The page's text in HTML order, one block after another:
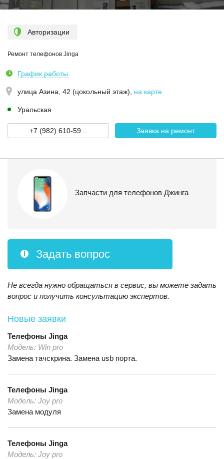
Авторизации
Ремонт телефонов Jinga
График работы
улица Азина, 42 (цокольный этаж) на карте
Уральская
+7 (982) 610-59... Заявка на ремонт
Запчасти для телефонов Джинга
Задать вопрос
Не всегда нужно обращаться в сервис, вы можете задать
вопрос и получить консультацию экспертов.
Новые заявки
Телефоны Jinga
Модель: Win pro
Замена тачскрина. Замена usb порта.
Телефоны Jinga
Модель: Joy pro
Замена модуля
Телефоны Jinga
Модель: Joy pro